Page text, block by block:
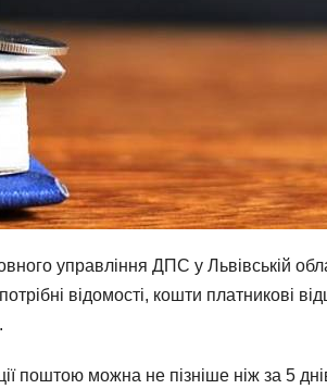
управління ДПС у Львівській
відомості, кошти платникові
можна не пізніше ніж за 5